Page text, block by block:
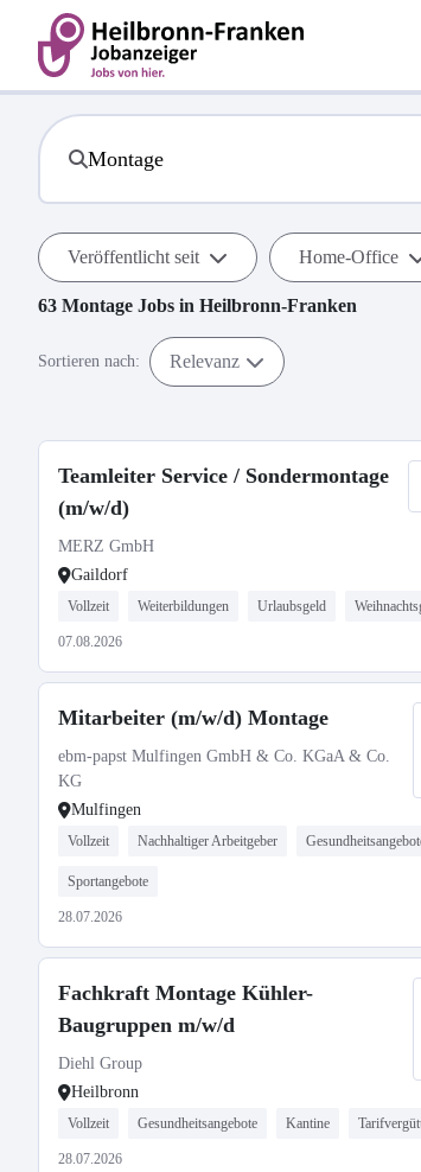
Veröffentlicht seit Home-Office
63 Montage Jobs in Heilbronn-Franken
Sortieren nach: Relevanz
Teamleiter Service / Sondermontage
(m/w/d)
MERZ GmbH
Gaildorf
Vollzeit Weiterbildungen Urlaubsgeld
07.08.2026
Mitarbeiter (m/w/d) Montage
ebm-papst Mulfingen GmbH & Co. KGaA & Co.
KG
Mulfingen
Vollzeit Nachhaltiger Arbeitgeber
Sportangebote
28.07.2026
Fachkraft Montage Kühler-
Baugruppen m/w/d
Diehl Group
Heilbronn
Vollzeit Gesundheitsangebote Kantine
28.07.2026